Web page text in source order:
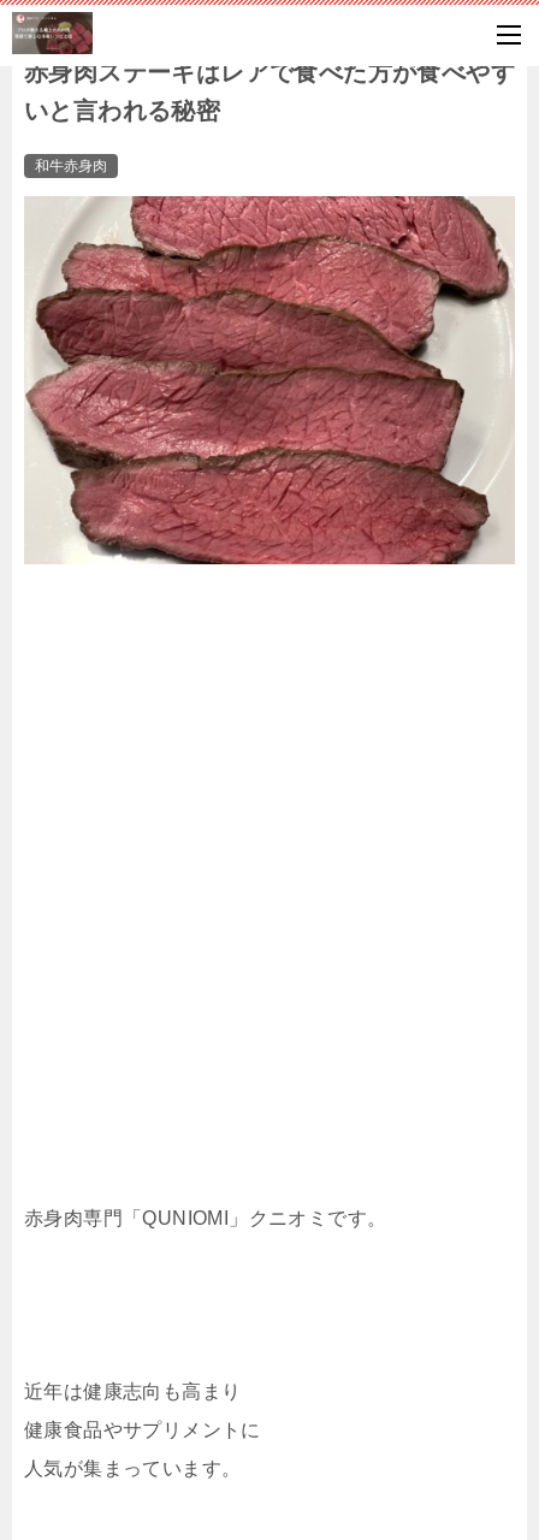
赤身肉ステーキはレアで食べた方が食べやす
いと言われる秘密
和牛赤身肉
赤身肉専門「QUNIOMI」クニオミです。
近年は健康志向も高まり
健康食品やサプリメントに
人気が集まっています。